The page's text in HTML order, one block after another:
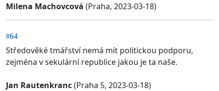
Milena Machovcová (Praha, 2023-03-18)
#64
Středověké tmářství nemá mít politickou podporu,
zejména v sekulární republice jakou je ta naše.
Jan Rautenkranc(Praha 5, 2023-03-18)